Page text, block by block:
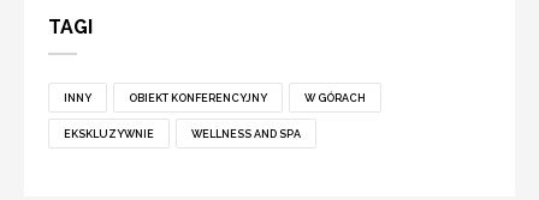
TAGI
INNY OBIEKT KONFERENCYJNY W GÓRACH
EKSKLUZYWNIE WELLNESS AND SPA